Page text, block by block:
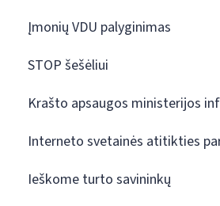
Įmonių VDU palyginimas
STOP šešėliui
Krašto apsaugos ministerijos
Interneto svetainės atitikties
Ieškome turto savininkų